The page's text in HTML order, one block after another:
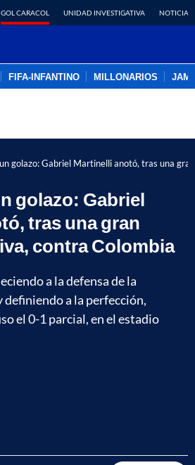
GOL CARACOL UNIDAD INVESTIGATIVA NOTICIAS
FIFA-INFANTINO MILLONARIOS
golazo: Gabriel Martinelli anotó, tras una
golazo: Gabriel
tras una gran
contra Colombia
a la defensa de la
definiendo a la perfección,
el 0-1 parcial, en el estadio